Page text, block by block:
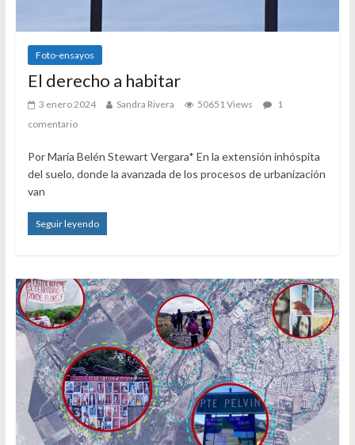
Foto-ensayos
El derecho a habitar
3 enero 2024 Sandra Rivera 50651 Views
1
comentario
Por María Belén Stewart Vergara* En la extensión inhóspita
del suelo, donde la avanzada de los procesos de urbanización
van
Seguir leyendo